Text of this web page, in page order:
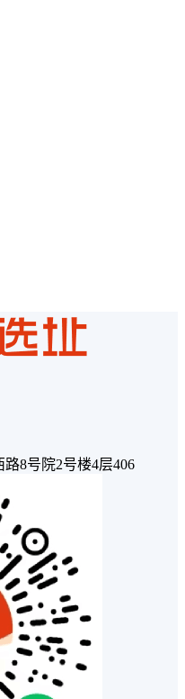
8号院2号楼4层406